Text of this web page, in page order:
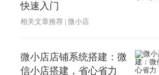
快速入门
相关文章推荐 微小店
微小店店铺系统搭建：微
信小店搭建，省心省力